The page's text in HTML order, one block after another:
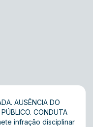
AUSÊNCIA DO
CONDUTA
infração disciplinar